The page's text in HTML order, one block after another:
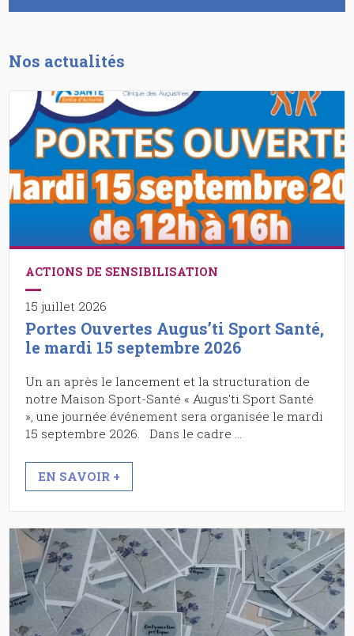
Nos actualités
ACTIONS DE SENSIBILISATION
15 juillet 2026
Portes Ouvertes Augus’ti Sport Santé,
le mardi 15 septembre 2026
Un an après le lancement et la structuration de
notre Maison Sport-Santé « Augus'ti Sport Santé
», une journée événement sera organisée le mardi
15 septembre 2026. Dans le cadre …
EN SAVOIR +